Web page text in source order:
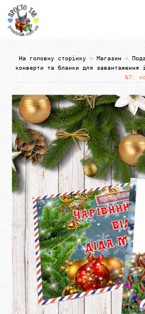
На головну сторінку » Магазин »
конверти та бланки для завантаження
№7: